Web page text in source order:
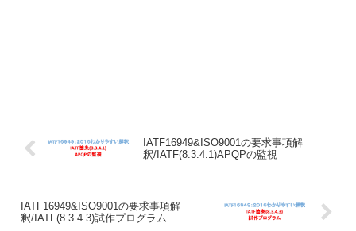
IATF16949&ISO9001の要求事項解
釈/IATF(8.3.4.1)APQPの監視
IATF16949&ISO9001の要求事項解
釈/IATF(8.3.4.3)試作プログラム